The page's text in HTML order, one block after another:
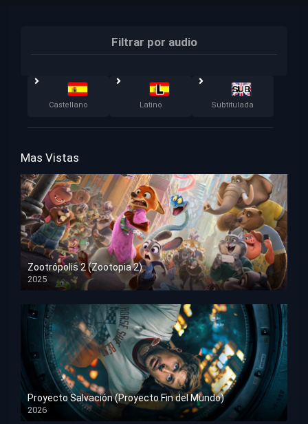
Filtrar por audio
Castellano Latino Subtitulada
Mas Vistas
Zootrópolis 2 (Zootopia 2)
2025
HD 1080p
Proyecto Salvación (Proyecto Fin del Mundo)
2026
HD 1080p